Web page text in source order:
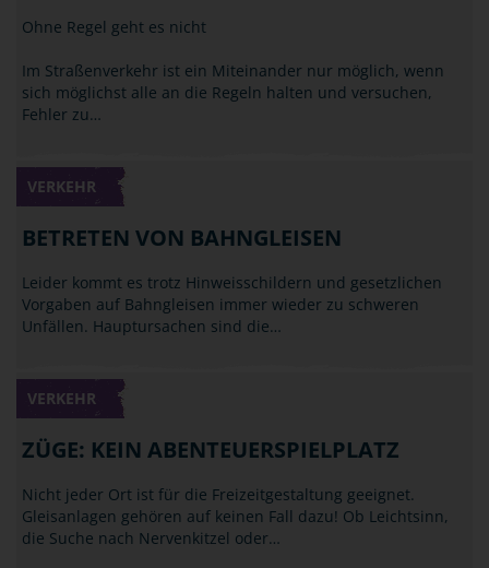
Ohne Regel geht es nicht
Im Straßenverkehr ist ein Miteinander nur möglich, wenn
sich möglichst alle an die Regeln halten und versuchen,
Fehler zu…
VERKEHR
BETRETEN VON BAHNGLEISEN
Leider kommt es trotz Hinweisschildern und gesetzlichen
Vorgaben auf Bahngleisen immer wieder zu schweren
Unfällen. Hauptursachen sind die…
VERKEHR
ZÜGE: KEIN ABENTEUERSPIELPLATZ
Nicht jeder Ort ist für die Freizeitgestaltung geeignet.
Gleisanlagen gehören auf keinen Fall dazu! Ob Leichtsinn,
die Suche nach Nervenkitzel oder…